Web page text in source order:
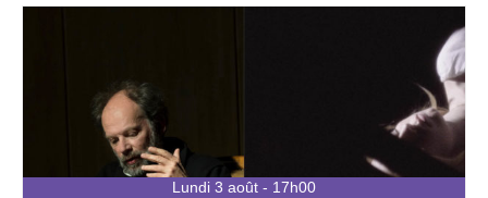
Lundi 3 août - 17h00